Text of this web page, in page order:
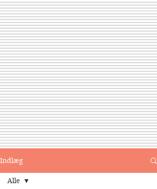
Indlæg
Alle